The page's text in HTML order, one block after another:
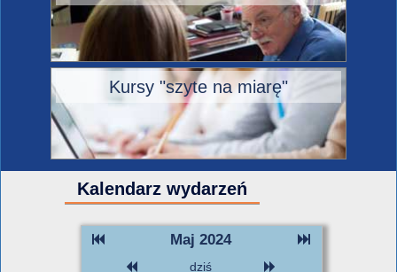
Kursy "szyte na miarę"
Kalendarz wydarzeń
Maj 2024
dziś